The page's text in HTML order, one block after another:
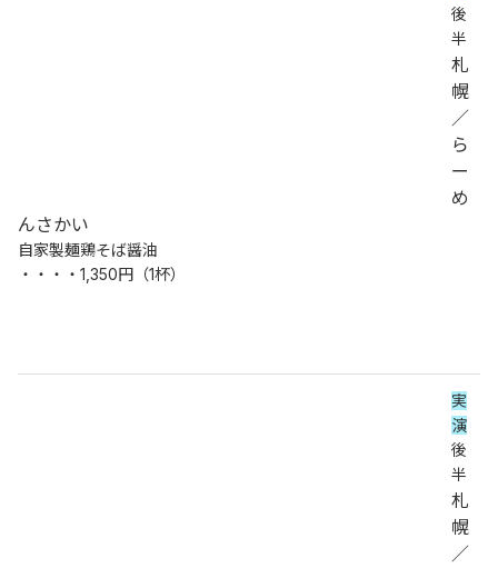
後
半
札
幌
／
ら
ー
め
んさかい
自家製麺鶏そば醤油
・・・・1,350円（1杯）
実
演
後
半
札
幌
／